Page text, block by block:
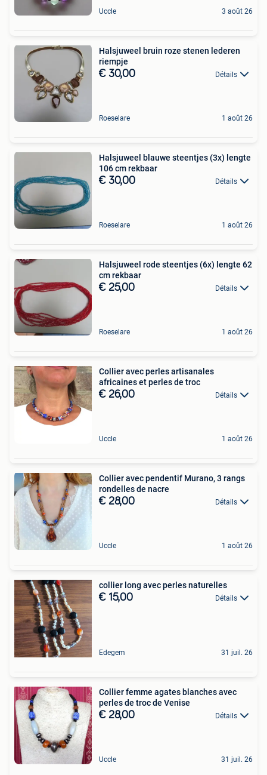
Uccle 3 août 26
Halsjuweel bruin roze stenen lederen
riempje
€ 30,00 Détails
Roeselare 1 août 26
Halsjuweel blauwe steentjes (3x) lengte
106 cm rekbaar
€ 30,00 Détails
Roeselare 1 août 26
Halsjuweel rode steentjes (6x) lengte 62
cm rekbaar
€ 25,00 Détails
Roeselare 1 août 26
Collier avec perles artisanales
africaines et perles de troc
€ 26,00 Détails
Uccle 1 août 26
Collier avec pendentif Murano, 3 rangs
rondelles de nacre
€ 28,00 Détails
Uccle 1 août 26
collier long avec perles naturelles
€ 15,00 Détails
Edegem 31 juil. 26
Collier femme agates blanches avec
perles de troc de Venise
€ 28,00 Détails
Uccle 31 juil. 26